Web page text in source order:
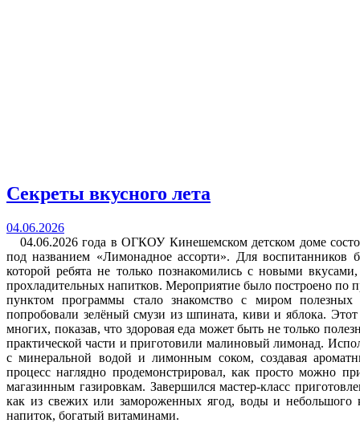
Секреты вкусного лета
04.06.2026
04.06.2026 года в ОГКОУ Кинешемском детском доме
под названием «Лимонадное ассорти». Для воспитанников
которой ребята не только познакомились с новыми
прохладительных напитков. Мероприятие было построено по
пунктом программы стало знакомство с миром
попробовали зелёный смузи из шпината, киви и яблока.
многих, показав, что здоровая еда может быть не только
практической части и приготовили малиновый лимонад.
с минеральной водой и лимонным соком, создавая
процесс наглядно продемонстрировал, как просто можно
магазинным газировкам. Завершился мастер-класс
как из свежих или замороженных ягод, воды и небольшого
напиток, богатый витаминами.